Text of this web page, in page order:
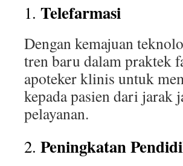
1. Telefarmasi
Dengan kemajuan
tren baru dalam praktek
apoteker klinis untuk
kepada pasien dari jarak
pelayanan.
2. Peningkatan